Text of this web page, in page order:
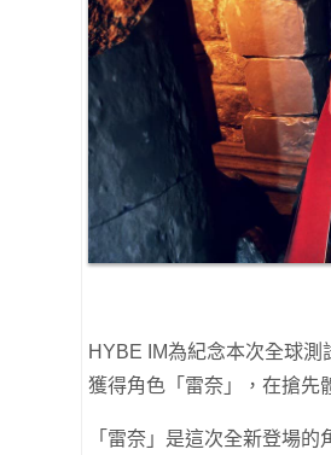
HYBE IM為紀念本次全球
獲得角色「雷奈」，在搶先
「雷奈」是這次全新登場